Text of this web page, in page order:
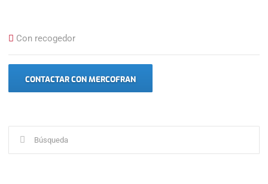
Con recogedor
CONTACTAR CON MERCOFRAN